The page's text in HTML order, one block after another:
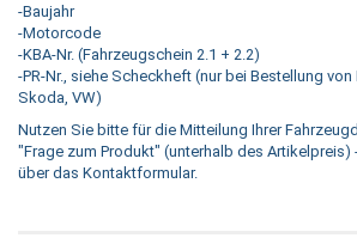
-Baujahr
-Motorcode
-KBA-Nr. (Fahrzeugschein 2.1 + 2.2)
-PR-Nr., siehe Scheckheft (nur bei Bestellung
Skoda, VW)
Nutzen Sie bitte für die Mitteilung Ihrer
"Frage zum Produkt" (unterhalb des Artikelpreis)
über das Kontaktformular.